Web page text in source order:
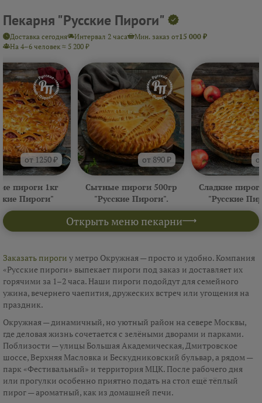
Пекарня "Русские Пироги"
Открыть меню пекарни
Доставка сегодня Интервал 2 часа Мин. заказ от15 000 ₽
На 4–6 человек ≈ 5 200 ₽
от 1250 ₽
пироги 1кг
Пироги"
от 890 ₽
Сытные пироги 500гр
"Русские Пироги".
Сладкие
"Русские
Заказать пироги у метро Окружная — просто и удобно. Компания
«Русские пироги» выпекает пироги под заказ и доставляет их
горячими за 1–2 часа. Наши пироги подойдут для семейного
ужина, вечернего чаепития, дружеских встреч или угощения на
праздник.
Окружная — динамичный, но уютный район на севере Москвы,
где деловая жизнь сочетается с зелёными дворами и парками.
Поблизости — улицы Большая Академическая, Дмитровское
шоссе, Верхняя Масловка и Бескудниковский бульвар, а рядом —
парк «Фестивальный» и территория МЦК. После рабочего дня
или прогулки особенно приятно подать на стол ещё тёплый
пирог — ароматный, как из домашней печи.